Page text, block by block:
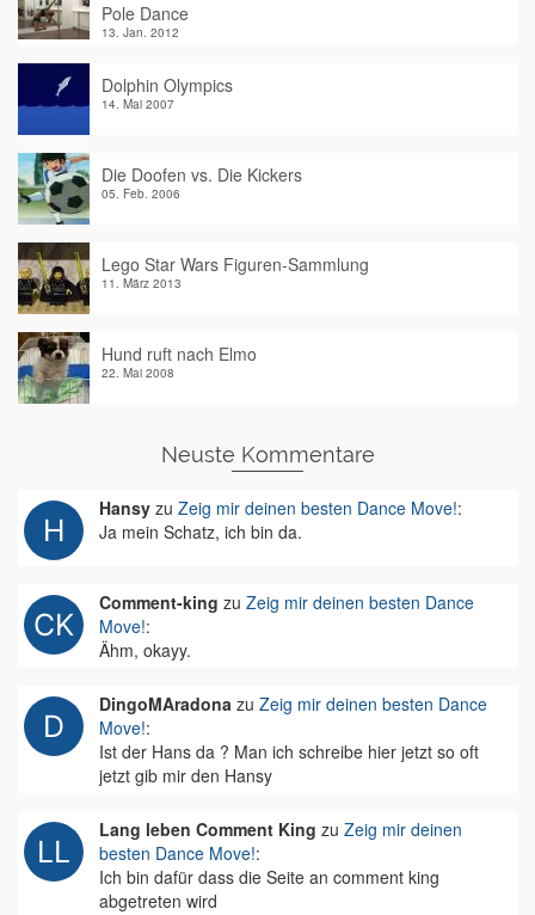
Pole Dance
13. Jan. 2012
Dolphin Olympics
14. Mai 2007
Die Doofen vs. Die Kickers
05. Feb. 2006
Lego Star Wars Figuren-Sammlung
11. März 2013
Hund ruft nach Elmo
22. Mai 2008
Neuste Kommentare
Hansy zu Zeig mir deinen besten Dance Move!:
Ja mein Schatz, ich bin da.
Comment-king zu Zeig mir deinen besten Dance
Move!:
Ähm, okayy.
DingoMAradona zu Zeig mir deinen besten Dance
Move!:
Ist der Hans da ? Man ich schreibe hier jetzt so oft
jetzt gib mir den Hansy
Lang leben Comment King zu Zeig mir deinen
besten Dance Move!:
Ich bin dafür dass die Seite an comment king
abgetreten wird